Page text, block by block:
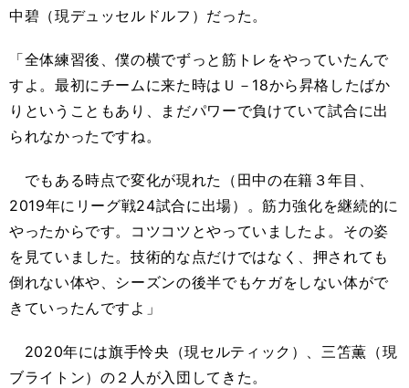
中碧（現デュッセルドルフ）だった。
「全体練習後、僕の横でずっと筋トレをやっていたんで
すよ。最初にチームに来た時はＵ－18から昇格したばか
りということもあり、まだパワーで負けていて試合に出
られなかったですね。
でもある時点で変化が現れた（田中の在籍３年目、
2019年にリーグ戦24試合に出場）。筋力強化を継続的に
やったからです。コツコツとやっていましたよ。その姿
を見ていました。技術的な点だけではなく、押されても
倒れない体や、シーズンの後半でもケガをしない体がで
きていったんですよ」
2020年には旗手怜央（現セルティック）、三笘薫（現
ブライトン）の２人が入団してきた。